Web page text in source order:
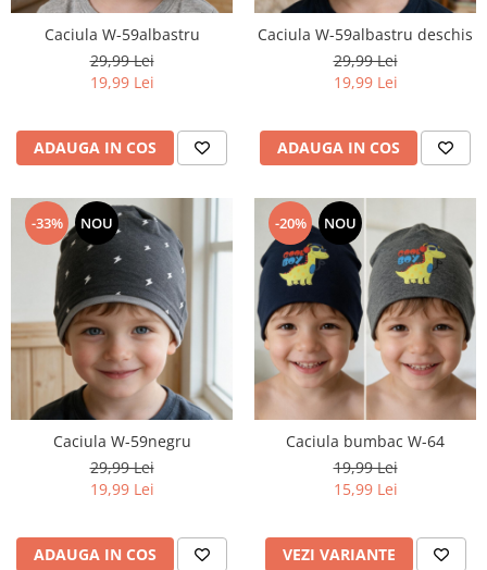
Caciula W-59albastru
29,99 Lei
19,99 Lei
ADAUGA IN COS
Caciula W-59albastru deschis
29,99 Lei
19,99 Lei
ADAUGA IN COS
-33% NOU
Caciula W-59negru
29,99 Lei
19,99 Lei
ADAUGA IN COS
-20% NOU
Caciula bumbac W-64
19,99 Lei
15,99 Lei
VEZI VARIANTE